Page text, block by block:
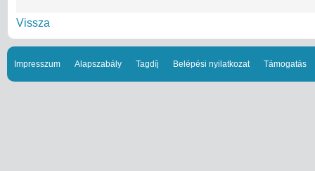
Vissza
Impresszum Alapszabály Tagdíj Belépési nyilatkozat Támogatás